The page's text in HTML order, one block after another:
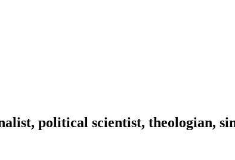
political scientist, theologian,